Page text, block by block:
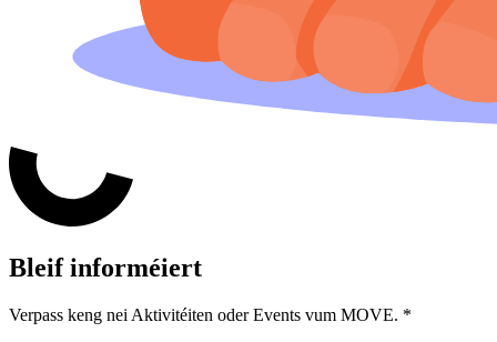
Bleif informéiert
Verpass keng nei Aktivitéiten oder Events vum MOVE. *